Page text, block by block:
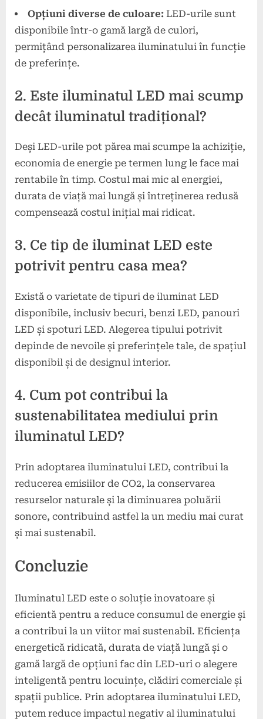
Opțiuni diverse de culoare: LED-urile sunt
disponibile într-o gamă largă de culori,
permițând personalizarea iluminatului în funcție
de preferințe.
2. Este iluminatul LED mai scump
decât iluminatul tradițional?
Deși LED-urile pot părea mai scumpe la achiziție,
economia de energie pe termen lung le face mai
rentabile în timp. Costul mai mic al energiei,
durata de viață mai lungă și întreținerea redusă
compensează costul inițial mai ridicat.
3. Ce tip de iluminat LED este
potrivit pentru casa mea?
Există o varietate de tipuri de iluminat LED
disponibile, inclusiv becuri, benzi LED, panouri
LED și spoturi LED. Alegerea tipului potrivit
depinde de nevoile și preferințele tale, de spațiul
disponibil și de designul interior.
4. Cum pot contribui la
sustenabilitatea mediului prin
iluminatul LED?
Prin adoptarea iluminatului LED, contribui la
reducerea emisiilor de CO2, la conservarea
resurselor naturale și la diminuarea poluării
sonore, contribuind astfel la un mediu mai curat
și mai sustenabil.
Concluzie
Iluminatul LED este o soluție inovatoare și
eficientă pentru a reduce consumul de energie și
a contribui la un viitor mai sustenabil. Eficiența
energetică ridicată, durata de viață lungă și o
gamă largă de opțiuni fac din LED-uri o alegere
inteligentă pentru locuințe, clădiri comerciale și
spații publice. Prin adoptarea iluminatului LED,
putem reduce impactul negativ al iluminatului